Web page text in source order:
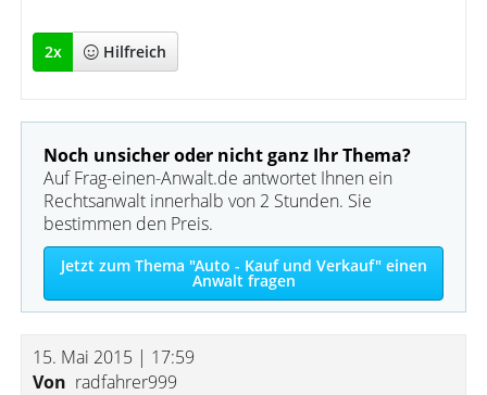
2x Hilfreich
Noch unsicher oder nicht ganz Ihr Thema?
Auf Frag-einen-Anwalt.de antwortet Ihnen ein
Rechtsanwalt innerhalb von 2 Stunden. Sie
bestimmen den Preis.
Jetzt zum Thema "Auto - Kauf und Verkauf" einen
Anwalt fragen
15. Mai 2015 | 17:59
Von radfahrer999